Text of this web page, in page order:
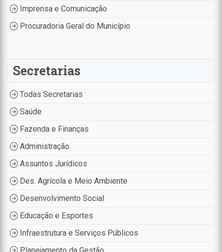
Imprensa e Comunicação
Procuradoria Geral do Município
Secretarias
Todas Secretarias
Saúde
Fazenda e Finanças
Administração
Assuntos Jurídicos
Des. Agrícola e Meio Ambiente
Desenvolvimento Social
Educação e Esportes
Infraestrutura e Serviços Públicos
Planejamento da Gestão